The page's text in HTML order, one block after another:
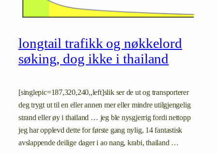
longtail trafikk og nøkkelord
søking, dog ikke i thailand
[singlepic=187,320,240,,left]slik ser de ut og transporterer
deg trygt ut til en eller annen mer eller mindre utilgjengelig
strand eller øy i thailand … jeg ble nysgjerrig fordi nettopp
jeg har opplevd dette for første gang nylig, 14 fantastisk
avslappende deilige dager i ao nang, krabi, thailand …